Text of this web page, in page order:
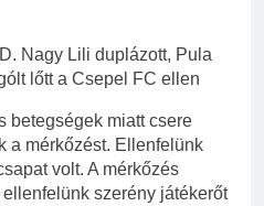
Nagy Lili duplázott, Pula
lőtt a Csepel FC ellen
betegségek miatt csere
a mérkőzést. Ellenfelünk
volt. A mérkőzés
szerény játékerőt